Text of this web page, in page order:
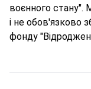
воєнного стану".
і не обов'язково
фонду